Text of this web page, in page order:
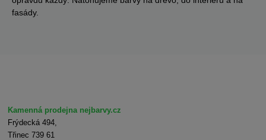
fasády.
Kamenná prodejna nejbarvy.cz
Frýdecká 494,
Třinec 739 61